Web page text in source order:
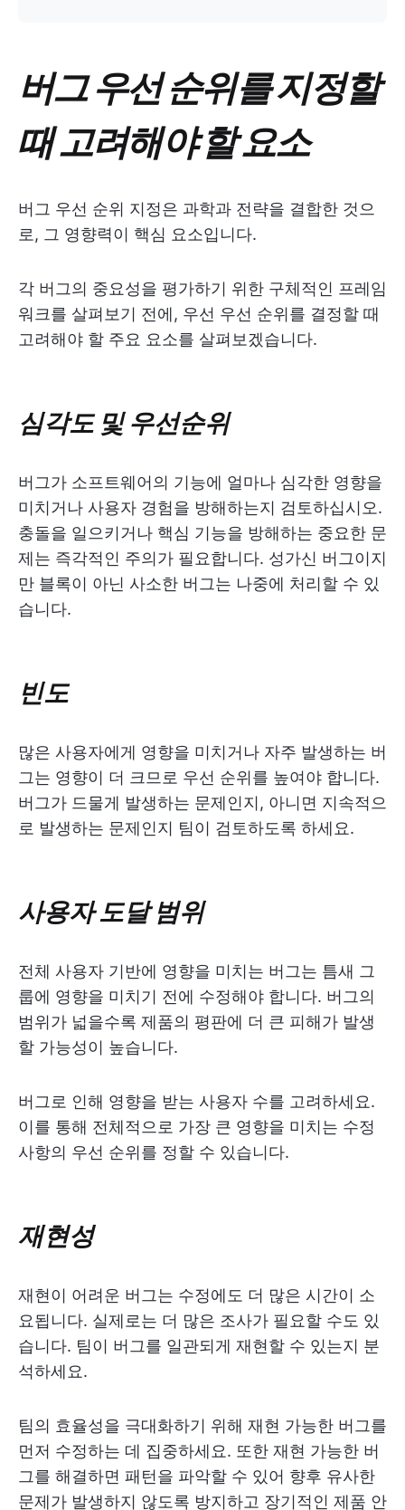
버그 우선 순위를 지정할
때 고려해야 할 요소
버그 우선 순위 지정은 과학과 전략을 결합한 것으
로, 그 영향력이 핵심 요소입니다.
각 버그의 중요성을 평가하기 위한 구체적인 프레임
워크를 살펴보기 전에, 우선 우선 순위를 결정할 때
고려해야 할 주요 요소를 살펴보겠습니다.
심각도 및 우선순위
버그가 소프트웨어의 기능에 얼마나 심각한 영향을
미치거나 사용자 경험을 방해하는지 검토하십시오.
충돌을 일으키거나 핵심 기능을 방해하는 중요한 문
제는 즉각적인 주의가 필요합니다. 성가신 버그이지
만 블록이 아닌 사소한 버그는 나중에 처리할 수 있
습니다.
빈도
많은 사용자에게 영향을 미치거나 자주 발생하는 버
그는 영향이 더 크므로 우선 순위를 높여야 합니다.
버그가 드물게 발생하는 문제인지, 아니면 지속적으
로 발생하는 문제인지 팀이 검토하도록 하세요.
사용자 도달 범위
전체 사용자 기반에 영향을 미치는 버그는 틈새 그
룹에 영향을 미치기 전에 수정해야 합니다. 버그의
범위가 넓을수록 제품의 평판에 더 큰 피해가 발생
할 가능성이 높습니다.
버그로 인해 영향을 받는 사용자 수를 고려하세요.
이를 통해 전체적으로 가장 큰 영향을 미치는 수정
사항의 우선 순위를 정할 수 있습니다.
재현성
재현이 어려운 버그는 수정에도 더 많은 시간이 소
요됩니다. 실제로는 더 많은 조사가 필요할 수도 있
습니다. 팀이 버그를 일관되게 재현할 수 있는지 분
석하세요.
팀의 효율성을 극대화하기 위해 재현 가능한 버그를
먼저 수정하는 데 집중하세요. 또한 재현 가능한 버
그를 해결하면 패턴을 파악할 수 있어 향후 유사한
문제가 발생하지 않도록 방지하고 장기적인 제품 안